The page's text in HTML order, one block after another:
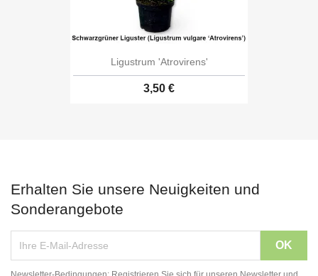
Ligustrum 'Atrovirens'
3,50 €
Erhalten Sie unsere Neuigkeiten und
Sonderangebote